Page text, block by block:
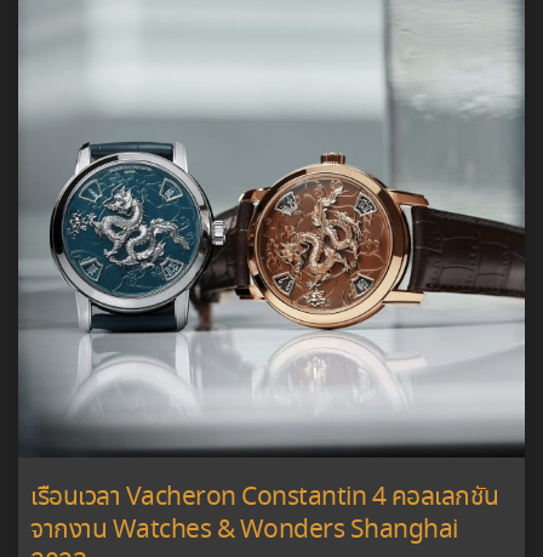
เรือนเวลา Vacheron Constantin 4 คอลเลกชัน
จากงาน Watches & Wonders Shanghai